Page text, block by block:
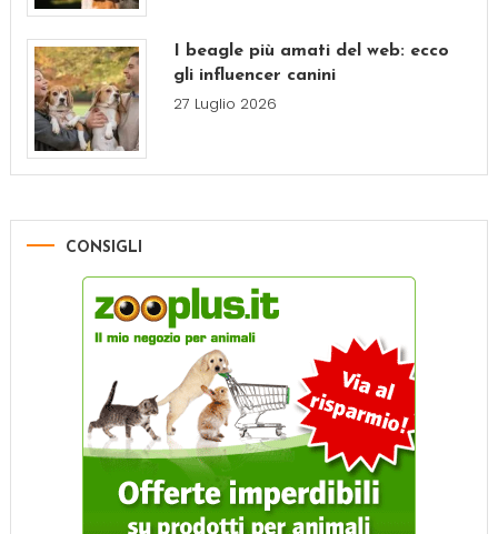
I beagle più amati del web: ecco
gli influencer canini
27 Luglio 2026
CONSIGLI